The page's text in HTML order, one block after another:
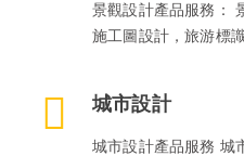
景觀設計產品服務：
施工圖設計，旅游標
城市設計
城市設計產品服務 城